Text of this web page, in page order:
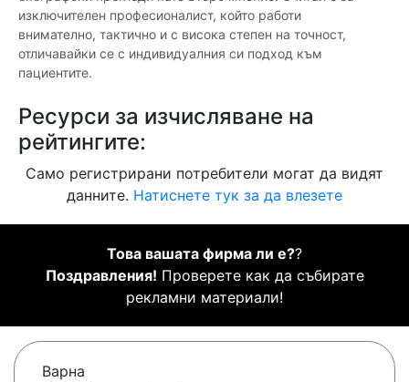
изключителен професионалист, който работи
внимателно, тактично и с висока степен на точност,
отличавайки се с индивидуалния си подход към
пациентите.
Ресурси за изчисляване на
рейтингите:
Само регистрирани потребители могат да видят
данните. Натиснете тук за да влезете
Това вашата фирма ли е??
Поздравления! Проверете как да събирате
рекламни материали!
Варна